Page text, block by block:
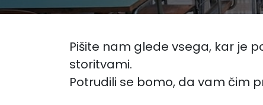
Pišite nam glede vsega, kar je
storitvami.
Potrudili se bomo, da vam čim